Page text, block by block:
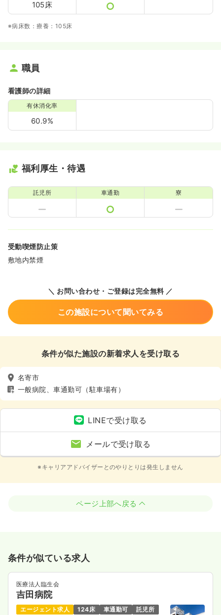
105床
※病床数：療養：105床
職員
看護師の詳細
有休消化率
60.9%
福利厚生・待遇
託児所 車通勤 寮
受動喫煙防止策
敷地内禁煙
＼ お問い合わせ・ご登録は完全無料 ／
この施設について聞いてみる
条件が似た施設の新着求人を受け取る
名寄市
一般病院、車通勤可（駐車場有）
LINEで受け取る
メールで受け取る
※キャリアアドバイザーとのやりとりは発生しません
ページ上部へ戻る
条件が似ている求人
医療法人臨生会
吉田病院
エージェント求人 124床 車通勤可
託児所